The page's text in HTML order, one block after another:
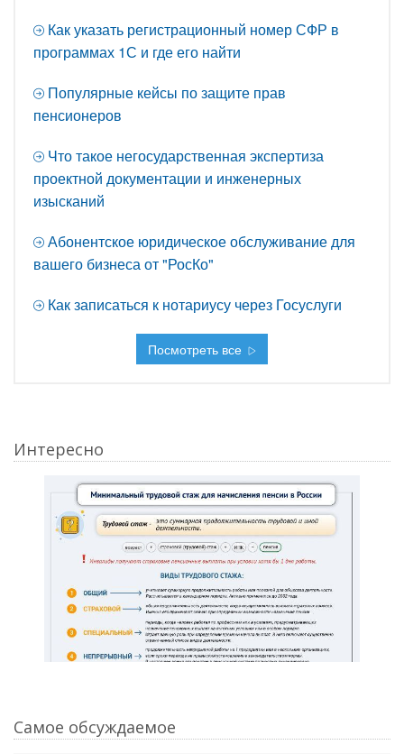
Как указать регистрационный номер СФР в
программах 1С и где его найти
Популярные кейсы по защите прав
пенсионеров
Что такое негосударственная экспертиза
проектной документации и инженерных
изысканий
Абонентское юридическое обслуживание для
вашего бизнеса от "РосКо"
Как записаться к нотариусу через Госуслуги
Посмотреть все
Интересно
Самое обсуждаемое